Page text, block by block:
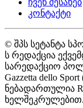
კონტაქტი
© შპს სეტანტა
ს რედაქცია
სარედაქციო
Gazzetta dello
ნებადართულია
ხელშეკრულებით.